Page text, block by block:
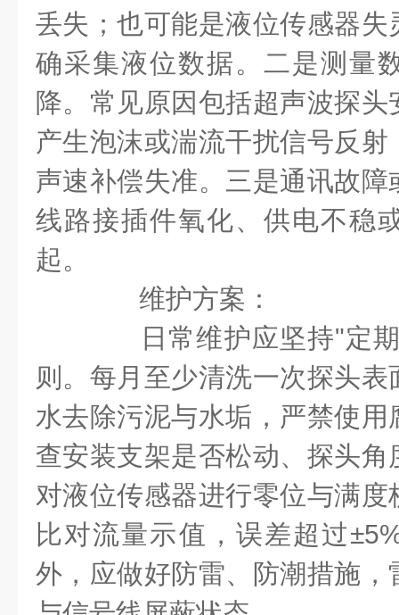
丢失；也可能是液位传感器
确采集液位数据。二是测量
降。常见原因包括超声波探
产生泡沫或湍流干扰信号反
声速补偿失准。三是通讯故
线路接插件氧化、供电不稳
起。
维护方案：
日常维护应坚持"定期
则。每月至少清洗一次探头
水去除污泥与水垢，严禁使
查安装支架是否松动、探头
对液位传感器进行零位与满
比对流量示值，误差超过
外，应做好防雷、防潮措施